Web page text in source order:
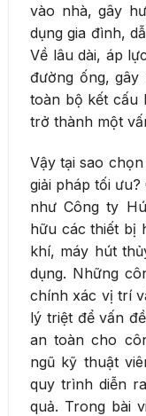
vào nhà, gây
dụng gia đình,
Về lâu dài, áp
đường ống,
toàn bộ kết cấu
trở thành một
Vậy tại sao
giải pháp tối
như Công ty
hữu các thiết bị
khí, máy hút
dụng. Những
chính xác vị trí
lý triệt để vấn
an toàn cho
ngũ kỹ thuật
quy trình diễn
quả. Trong bài